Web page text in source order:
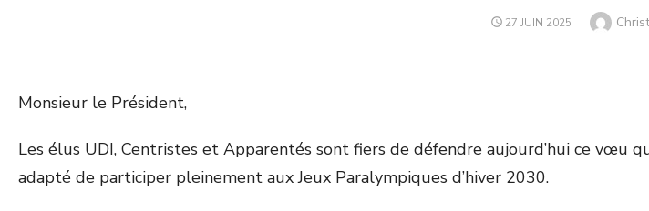
27 JUIN 2025
Monsieur le Président,
Les élus UDI, Centristes et Apparentés sont fiers de défendre aujourd’hui ce
adapté de participer pleinement aux Jeux Paralympiques d’hiver 2030.